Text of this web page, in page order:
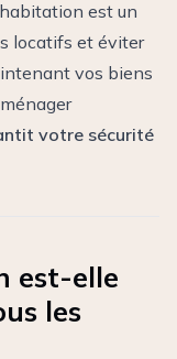
est un
locatifs et éviter
vos biens
votre sécurité
est-elle
les